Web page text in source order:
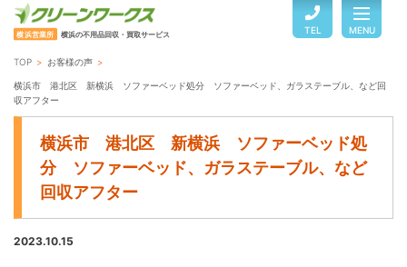
横浜営業所 横浜の不用品回収・買取サービス TEL MENU
TOP
サービスのご案内
TOP お客様の声
横浜市 港北区 新横浜 ソファーベッド処分 ソファーベッド、ガラステーブル、など回
収アフター
横浜市 港北区 新横浜 ソファーベッド処
分 ソファーベッド、ガラステーブル、など
回収アフター
2023.10.15